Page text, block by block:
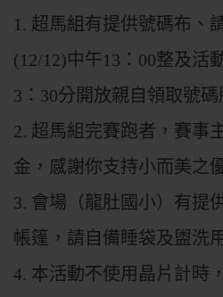
1. 超馬組有提供號碼布、
(12/12)中午13：00整及活
3：30分開放親自領取號碼
2. 超馬組完賽跑者，賽事
金，感謝你支持小而美之
3. 會場（龍肚國小）有提
帳篷，請自備睡袋及盥洗
4. 本活動不使用晶片計時